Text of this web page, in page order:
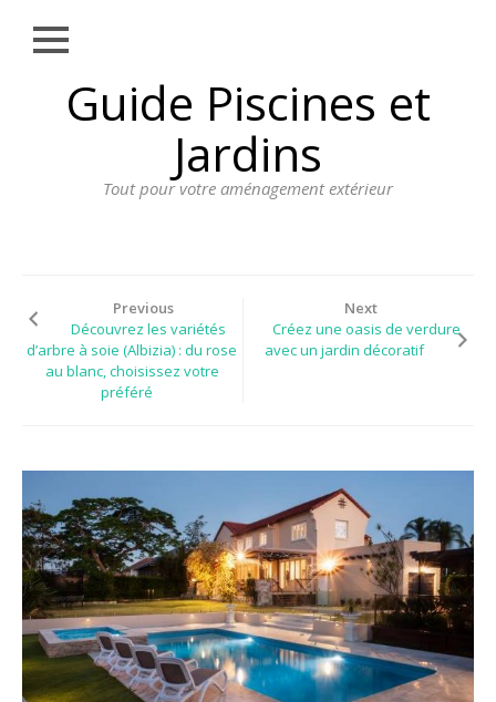
Guide Piscines et
Jardins
Tout pour votre aménagement extérieur
Close
AMÉNAGEMENT
EXTÉRIEUR
PLANTATIONS
REVÊTEMENT
SPA ET JACUZZI
DOSSIER
JARDIN
CONSEILS ET
ASTUCES
GUIDES
JARDIN
ENTRETIEN
Previous
Découvrez les variétés
d’arbre à soie (Albizia) : du rose
au blanc, choisissez votre
préféré
Next
Créez une oasis de verdure
avec un jardin décoratif